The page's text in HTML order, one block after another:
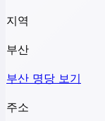
지역
부산
부산 명당 보기
주소